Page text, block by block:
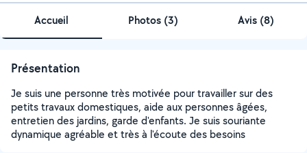
Accueil Photos (3) Avis (8)
Présentation
Je suis une personne très motivée pour travailler sur des
petits travaux domestiques, aide aux personnes âgées,
entretien des jardins, garde d'enfants. Je suis souriante
dynamique agréable et très à l'écoute des besoins